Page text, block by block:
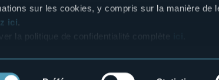
sur les cookies, y compris sur la manière de
ici.
la politique de confidentialité complète